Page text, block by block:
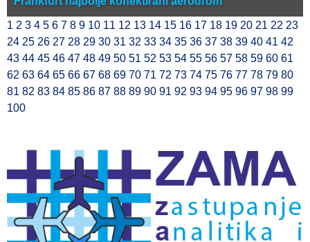
1 2 3 4 5 6 7 8 9 10 11 12 13 14 15 16 17 18 19 20 21 22 23
24 25 26 27 28 29 30 31 32 33 34 35 36 37 38 39 40 41 42
43 44 45 46 47 48 49 50 51 52 53 54 55 56 57 58 59 60 61
62 63 64 65 66 67 68 69 70 71 72 73 74 75 76 77 78 79 80
81 82 83 84 85 86 87 88 89 90 91 92 93 94 95 96 97 98 99
100